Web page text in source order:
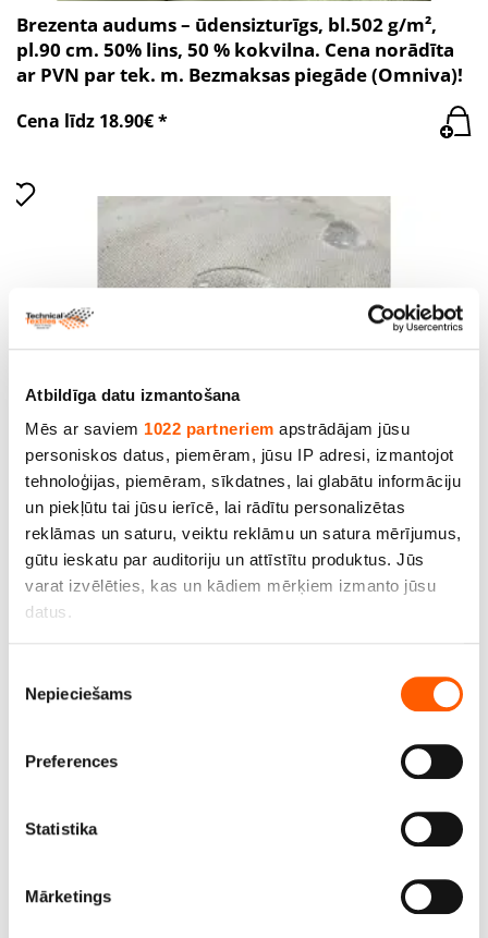
Atbildīga datu izmantošana
Mēs ar saviem 1022 partneriem apstrādājam jūsu
personiskos datus, piemēram, jūsu IP adresi, izmantojot
tehnoloģijas, piemēram, sīkdatnes, lai glabātu informāciju
un piekļūtu tai jūsu ierīcē, lai rādītu personalizētas
reklāmas un saturu, veiktu reklāmu un satura mērījumus,
gūtu ieskatu par auditoriju un attīstītu produktus. Jūs
varat izvēlēties, kas un kādiem mērķiem izmanto jūsu
datus.
apkopot informāciju par jūsu ģeogrāfisko
Identificēt ierīci, veicot aktīvu skenēšanu, lai
pirkstu nospiedumus)
informācijas sadaļā
. Jebkurā laikā no varat mainīt vai
izvēle
Nepieciešams
Preferences
Statistika
Mārketings
Brezenta audums – ūdensizturīgs, bl.502 g/m²,
pl.90 cm. 50% lins, 50 % kokvilna. Cena norādīta
ar PVN par tek. m. Bezmaksas piegāde (Omniva)!
Cena līdz 18.90€ *
Brezenta audums ūdensatgrūdošs, vaskots. 100%
kokvilna. Krāsa: Natural. Platums 160cm. Blīvums
400g/m2. Cena norādīta ar PVN par tek.m.
Cena līdz 19.24€ *